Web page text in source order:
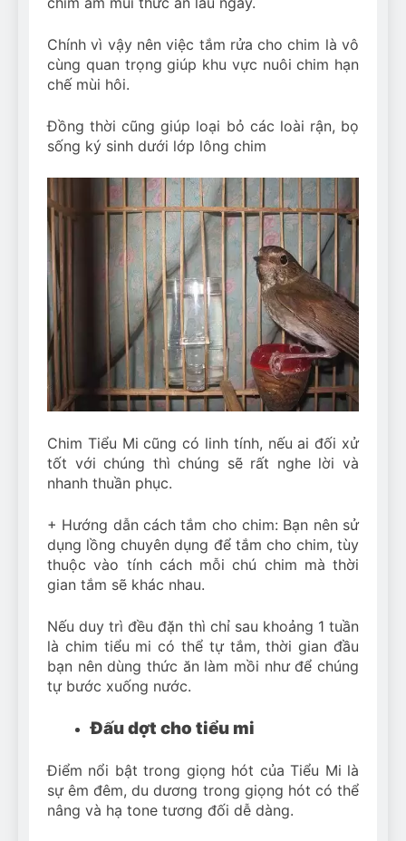
Chính vì vậy nên việc tắm rửa cho chim là vô
cùng quan trọng giúp khu vực nuôi chim hạn
chế mùi hôi.
Đồng thời cũng giúp loại bỏ các loài rận, bọ
sống ký sinh dưới lớp lông chim
Chim Tiểu Mi cũng có linh tính, nếu ai đối xử
tốt với chúng thì chúng sẽ rất nghe lời và
nhanh thuần phục.
+ Hướng dẫn cách tắm cho chim: Bạn nên sử
dụng lồng chuyên dụng để tắm cho chim, tùy
thuộc vào tính cách mỗi chú chim mà thời
gian tắm sẽ khác nhau.
Nếu duy trì đều đặn thì chỉ sau khoảng 1 tuần
là chim tiểu mi có thể tự tắm, thời gian đầu
bạn nên dùng thức ăn làm mồi như để chúng
tự bước xuống nước.
Đấu dợt cho tiểu mi
Điểm nổi bật trong giọng hót của Tiểu Mi là
sự êm đêm, du dương trong giọng hót có thể
nâng và hạ tone tương đối dễ dàng.